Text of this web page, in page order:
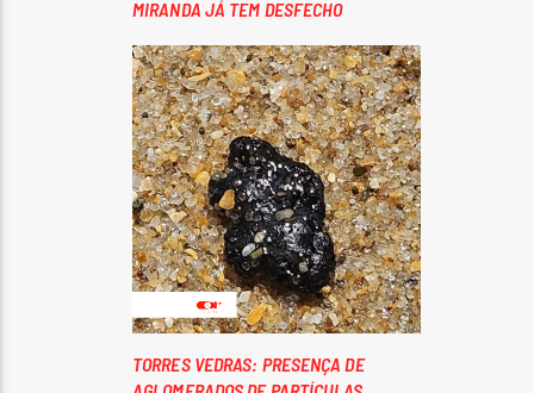
MIRANDA JÁ TEM DESFECHO
TORRES VEDRAS: PRESENÇA DE